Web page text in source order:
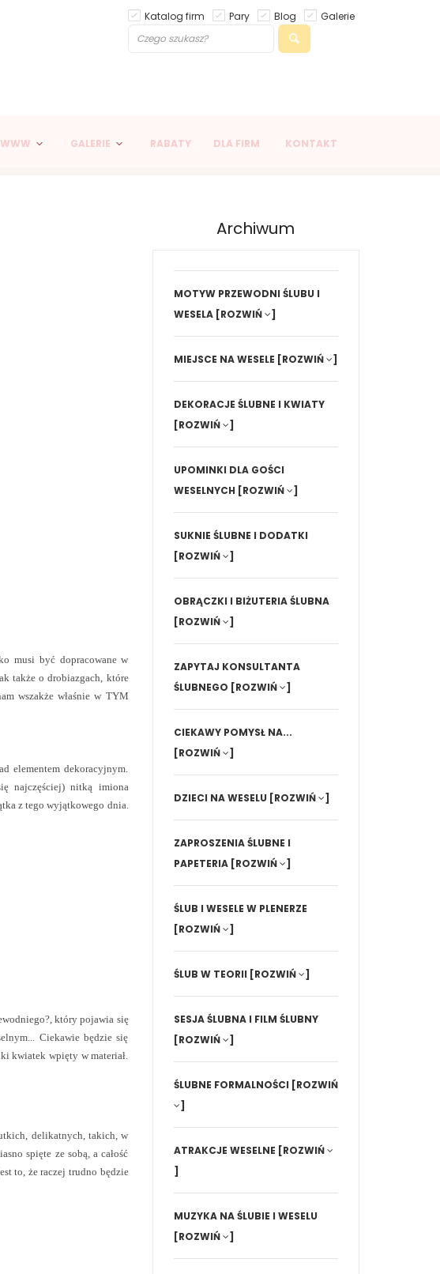
Katalog firm Pary Blog Galerie
GALERIE RABATY DLA FIRM KONTAKT
musi być dopracowane w
także o drobiazgach, które
wszakże właśnie w TYM
elementem dekoracyjnym.
najczęściej) nitką imiona
z tego wyjątkowego dnia.
który pojawia się
Ciekawie będzie się
kwiatek wpięty w materiał.
delikatnych, takich, w
spięte ze sobą, a całość
to, że raczej trudno będzie
Archiwum
MOTYW PRZEWODNI ŚLUBU I
WESELA [ROZWIŃ ]
MIEJSCE NA WESELE [ROZWIŃ ]
DEKORACJE ŚLUBNE I KWIATY
[ROZWIŃ
]
UPOMINKI DLA GOŚCI
WESELNYCH [ROZWIŃ ]
SUKNIE ŚLUBNE I DODATKI
[ROZWIŃ
]
OBRĄCZKI I BIŻUTERIA ŚLUBNA
[ROZWIŃ
]
ZAPYTAJ KONSULTANTA
ŚLUBNEGO [ROZWIŃ ]
CIEKAWY POMYSŁ NA...
[ROZWIŃ
]
DZIECI NA WESELU [ROZWIŃ ]
ZAPROSZENIA ŚLUBNE I
PAPETERIA [ROZWIŃ ]
ŚLUB I WESELE W PLENERZE
[ROZWIŃ
]
ŚLUB W TEORII [ROZWIŃ ]
SESJA ŚLUBNA I FILM ŚLUBNY
[ROZWIŃ
]
ŚLUBNE FORMALNOŚCI [ROZWIŃ
]
ATRAKCJE WESELNE [ROZWIŃ
]
MUZYKA NA ŚLUBIE I WESELU
[ROZWIŃ
]